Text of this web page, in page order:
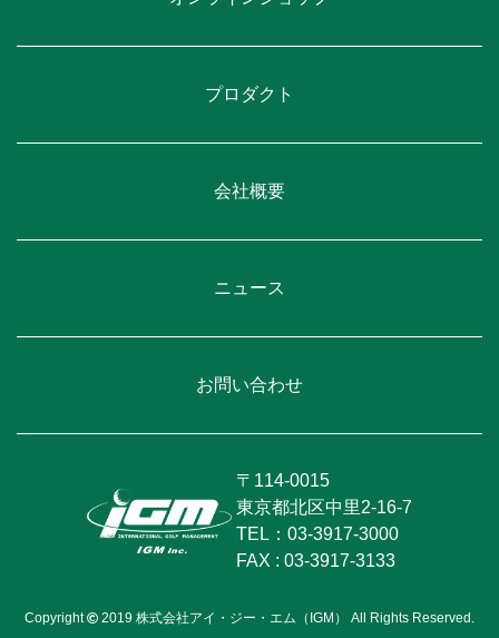
プロダクト
会社概要
ニュース
お問い合わせ
〒114-0015
東京都北区中里2-16-7
TEL：03-3917-3000
FAX : 03-3917-3133
Copyright 2019 株式会社アイ・ジー・エム（IGM） All Rights Reserved.